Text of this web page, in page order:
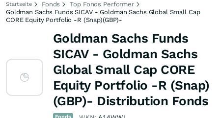
Startseite Fonds
Top Fonds Performer
Goldman Sachs Funds SICAV - Goldman Sachs Global Small Cap
CORE Equity Portfolio -R (Snap)(GBP)-
Goldman Sachs Funds
SICAV - Goldman Sachs
Global Small Cap CORE
Equity Portfolio -R (Snap)
(GBP)- Distribution Fonds